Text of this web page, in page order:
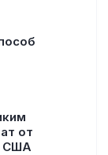
от
США